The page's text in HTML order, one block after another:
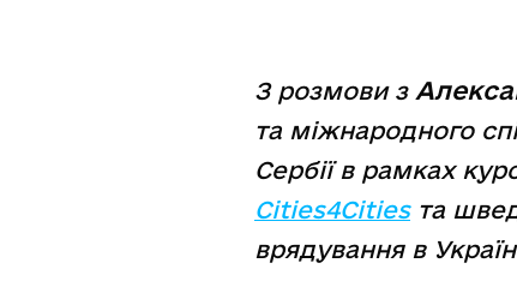
З розмови з
та міжнародного
Сербії в рамках
Сities4Сitiesта
врядування в